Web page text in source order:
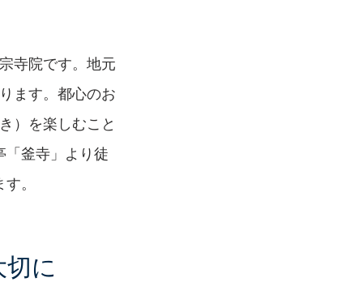
寺院です。地元
ます。都心のお
）を楽しむこと
「釜寺」より徒
。
に